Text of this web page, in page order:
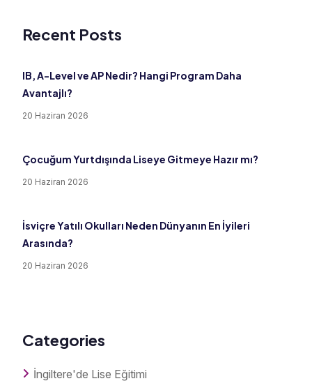
Recent Posts
IB, A-Level ve AP Nedir? Hangi Program Daha
Avantajlı?
20 Haziran 2026
Çocuğum Yurtdışında Liseye Gitmeye Hazır mı?
20 Haziran 2026
İsviçre Yatılı Okulları Neden Dünyanın En İyileri
Arasında?
20 Haziran 2026
Categories
İngiltere'de Lise Eğitimi